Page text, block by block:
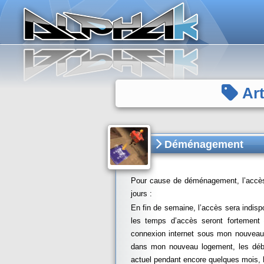
Déménagement
Pour cause de déménagement,
jours :
En fin de semaine, l’accès sera
les temps d’accès seront
connexion internet sous mon
dans mon nouveau logement, les
actuel pendant encore quelques